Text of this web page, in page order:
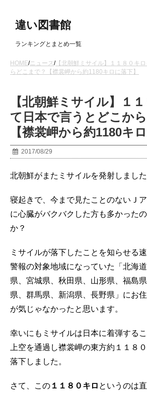
違い図書館
ランキングとまとめ一覧
HOME/ニュース/【北朝鮮ミサイル】１１８０キ
らどこまで？【襟裳岬から約1180キロに落下】
【北朝鮮ミサイル】１
て日本で言うとどこか
【襟裳岬から約1180キ
2017/08/29
北朝鮮がまたミサイルを発射しました
寝起きで、今まで見たことのないＪ
に心臓がバクバクした方も多かった
か？
ミサイルが落下したことを知らせる
警報の対象地域になっていた「北海
県、宮城県、秋田県、山形県、福島
県、群馬県、新潟県、長野県」にお
が気じゃなかったと思います。
幸いにもミサイルは日本に着弾する
上空を通過し襟裳岬の東方約１１８
落下しました。
さて、この １１８０キロ というのは